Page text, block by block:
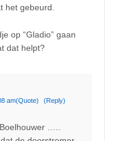
het gebeurd.
op “Gladio” gaan
dat helpt?
am(Quote) (Reply)
…..